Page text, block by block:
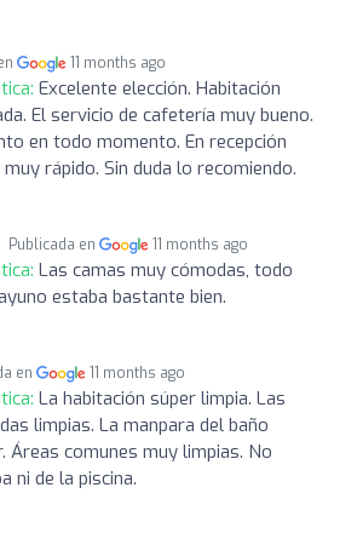
11 months ago
Excelente elección. Habitación
El servicio de cafetería muy bueno.
en todo momento. En recepción
muy rápido. Sin duda lo recomiendo.
Publicada en 11 months ago
Las camas muy cómodas, todo
estaba bastante bien.
en 11 months ago
La habitación súper limpia. Las
limpias. La manpara del baño
Áreas comunes muy limpias. No
ni de la piscina.